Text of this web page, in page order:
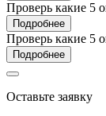
Проверь какие 5
Подробнее
Проверь какие 5
Подробнее
Оставьте заявку